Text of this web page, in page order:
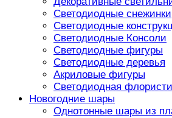
Светодиодные снежинки
Светодиодные
Светодиодные Консоли
Светодиодные фигуры
Светодиодные деревья
Акриловые фигуры
Светодиодная
Новогодние шары
Однотонные шары из